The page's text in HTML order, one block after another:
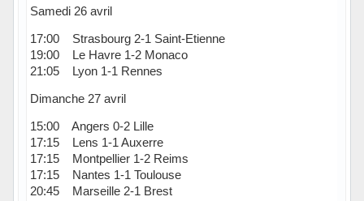
Samedi 26 avril
17:00 Strasbourg 2-1 Saint-Etienne
19:00 Le Havre 1-2 Monaco
21:05 Lyon 1-1 Rennes
Dimanche 27 avril
15:00 Angers 0-2 Lille
17:15 Lens 1-1 Auxerre
17:15 Montpellier 1-2 Reims
17:15 Nantes 1-1 Toulouse
20:45 Marseille 2-1 Brest